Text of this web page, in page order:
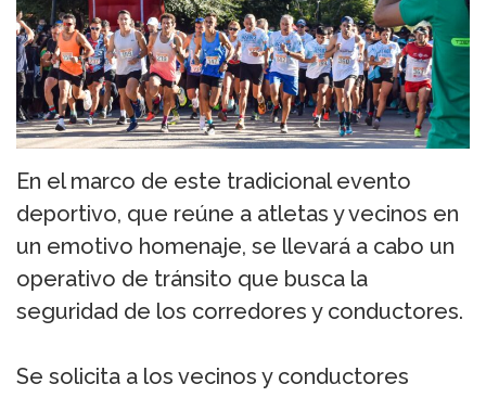
En el marco de este tradicional evento
deportivo, que reúne a atletas y vecinos en
un emotivo homenaje, se llevará a cabo un
operativo de tránsito que busca la
seguridad de los corredores y conductores.
Se solicita a los vecinos y conductores